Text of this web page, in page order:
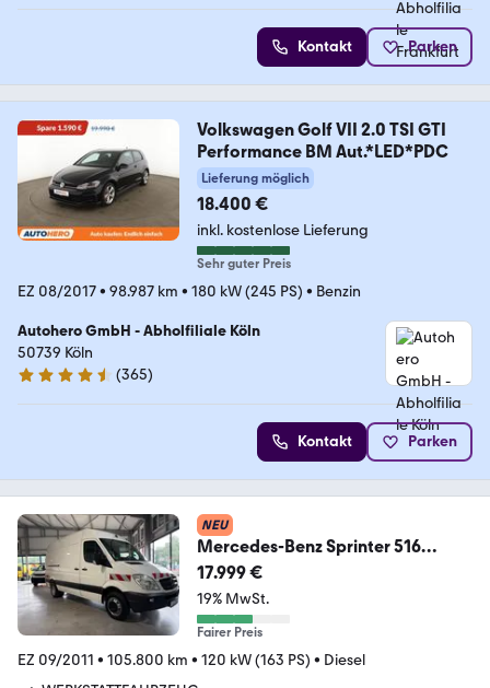
Kontakt Parken
Volkswagen Golf VII 2.0 TSI GTI
Performance BM Aut.*LED*PDC
Lieferung möglich
18.400 €
inkl. kostenlose Lieferung
Sehr guter Preis
EZ 08/2017• 98.987 km • 180 kW (245 PS) • Benzin
Autohero GmbH - Abholfiliale Köln
50739 Köln
4.6 Sterne
(365)
Kontakt Parken
NEU
Mercedes-Benz Sprinter 516
*WERKSTATT*REGAL*Differentials
perre
17.999 €
19% MwSt.
Fairer Preis
EZ 09/2011 • 105.800 km • 120 kW (163 PS) • Diesel